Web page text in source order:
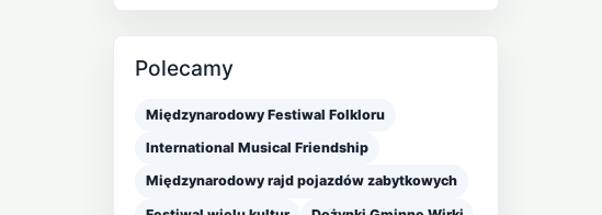
Polecamy
Międzynarodowy Festiwal Folkloru
International Musical Friendship
Międzynarodowy rajd pojazdów zabytkowych